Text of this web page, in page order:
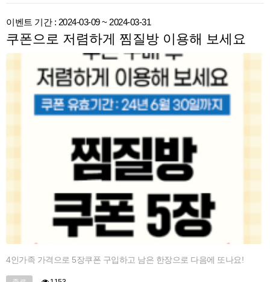
이벤트 기간 : 2024-03-09 ~ 2024-03-31
쿠폰으로 저렴하게 찜질방 이용해 보세요
4인가족 가격으로 5장쿠폰 구입하고 남은 한장으로 다음에 또나요!